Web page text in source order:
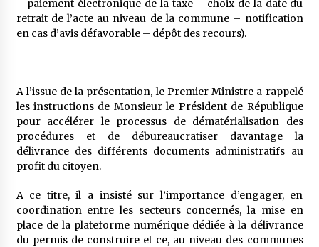
– paiement électronique de la taxe – choix de la date du
retrait de l’acte au niveau de la commune – notification
en cas d’avis défavorable – dépôt des recours).
A l’issue de la présentation, le Premier Ministre a rappelé
les instructions de Monsieur le Président de République
pour accélérer le processus de dématérialisation des
procédures et de débureaucratiser davantage la
délivrance des différents documents administratifs au
profit du citoyen.
A ce titre, il a insisté sur l’importance d’engager, en
coordination entre les secteurs concernés, la mise en
place de la plateforme numérique dédiée à la délivrance
du permis de construire et ce, au niveau des communes